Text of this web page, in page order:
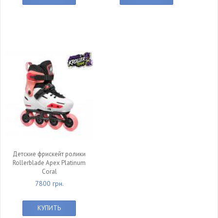
Детские фрискейт ролики
Rollerblade Apex Platinum
Coral
7800 грн.
КУПИТЬ